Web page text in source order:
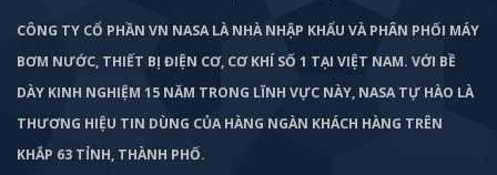
CÔNG TY CỔ PHẦN VN NASA LÀ NHÀ NHẬP KHẨU VÀ PHÂN PHỐI MÁY
BƠM NƯỚC, THIẾT BỊ ĐIỆN CƠ, CƠ KHÍ SỐ 1 TẠI VIỆT NAM. VỚI BỀ
DÀY KINH NGHIỆM 15 NĂM TRONG LĨNH VỰC NÀY, NASA TỰ HÀO LÀ
THƯƠNG HIỆU TIN DÙNG CỦA HÀNG NGÀN KHÁCH HÀNG TRÊN
KHẮP 63 TỈNH, THÀNH PHỐ.